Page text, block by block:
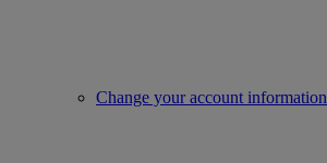
Change your account information